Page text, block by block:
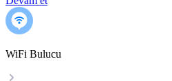
WiFi Bulucu